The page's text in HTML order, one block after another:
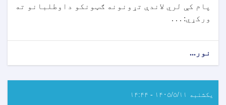
پام کې لري لاندې تړونونه ګټونکو داوطلبانو ته
ورکړي: . . .
نور...
ورکړې
خبرتیا!
یکشنبه ۱۴۰۵/۵/۱۱ - ۱۴:۴۴